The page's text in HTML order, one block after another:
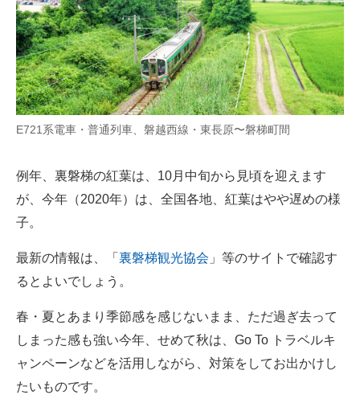
E721系電車・普通列車、磐越西線・東長原〜磐梯町間
例年、裏磐梯の紅葉は、10月中旬から見頃を迎えます
が、今年（2020年）は、全国各地、紅葉はやや遅めの様
子。
最新の情報は、「 裏磐梯観光協会 」等のサイトで確認す
るとよいでしょう。
春・夏とあまり季節感を感じないまま、ただ過ぎ去って
しまった感も強い今年、せめて秋は、Go To トラベルキ
ャンペーンなどを活用しながら、対策をしてお出かけし
たいものです。